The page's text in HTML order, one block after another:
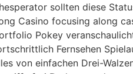
sollten diese
Casino focusing along
Pokey
Fernsehen
von einfachen Drei-